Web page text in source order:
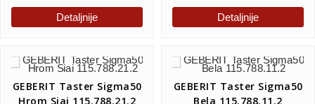
Detaljnije Detaljnije
GEBERIT Taster Sigma50
Hrom Sjaj 115.788.21.2
GEBERIT Taster Sigma50
Bela 115.788.11.2